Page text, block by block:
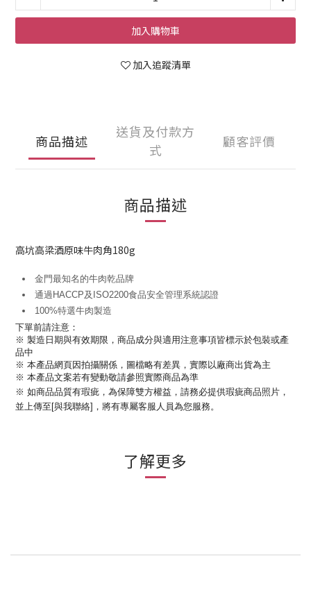
加入購物車
加入追蹤清單
商品描述
送貨及付款方
式
顧客評價
商品描述
高坑高梁酒原味牛肉角180g
金門最知名的牛肉乾品牌
通過HACCP及ISO2200食品安全管理系統認證
100%特選牛肉製造
下單前請注意：
※ 製造日期與有效期限， 商品成分與適用注意事項皆標示於包裝或產
品中
※ 本產品網頁因拍攝關係，圖檔略有差異，實際以廠商出貨為主
※ 本產品文案若有變動敬請參照實際商品為準
※ 如商品品質有瑕疵，為保障雙方權益，請務必提供瑕疵商品照片，
並上傳至[與我聯絡]，將有專屬客服人員為您服務。
了解更多